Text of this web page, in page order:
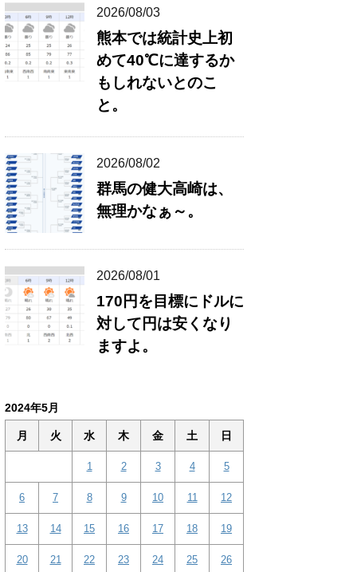
2026/08/03
熊本では統計史上初
めて40℃に達するか
もしれないとのこ
と。
2026/08/02
群馬の健大高崎は、
無理かなぁ～。
2026/08/01
170円を目標にドルに
対して円は安くなり
ますよ。
2024年5月
月 火 水 木 金 土 日
1 2 3 4 5
6 7 8 9 10 11 12
13 14 15 16 17 18 19
20 21 22 23 24 25 26